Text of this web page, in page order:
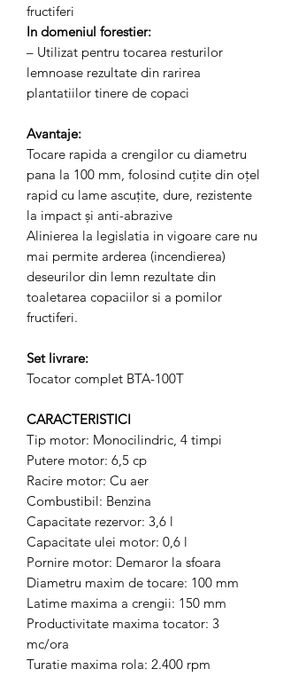
fructiferi
In domeniul forestier:
– Utilizat pentru tocarea resturilor
lemnoase rezultate din rarirea
plantatiilor tinere de copaci
Avantaje:
Tocare rapida a crengilor cu diametru
pana la 100 mm, folosind cuțite din oțel
rapid cu lame ascuțite, dure, rezistente
la impact și anti-abrazive
Alinierea la legislatia in vigoare care nu
mai permite arderea (incendierea)
deseurilor din lemn rezultate din
toaletarea copaciilor si a pomilor
fructiferi.
Set livrare:
Tocator complet BTA-100T
CARACTERISTICI
Tip motor: Monocilindric, 4 timpi
Putere motor: 6,5 cp
Racire motor: Cu aer
Combustibil: Benzina
Capacitate rezervor: 3,6 l
Capacitate ulei motor: 0,6 l
Pornire motor: Demaror la sfoara
Diametru maxim de tocare: 100 mm
Latime maxima a crengii: 150 mm
Productivitate maxima tocator: 3
mc/ora
Turatie maxima rola: 2.400 rpm